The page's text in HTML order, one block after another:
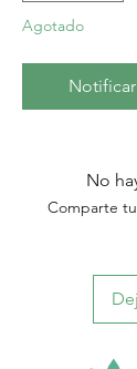
Agotado
No
Comparte